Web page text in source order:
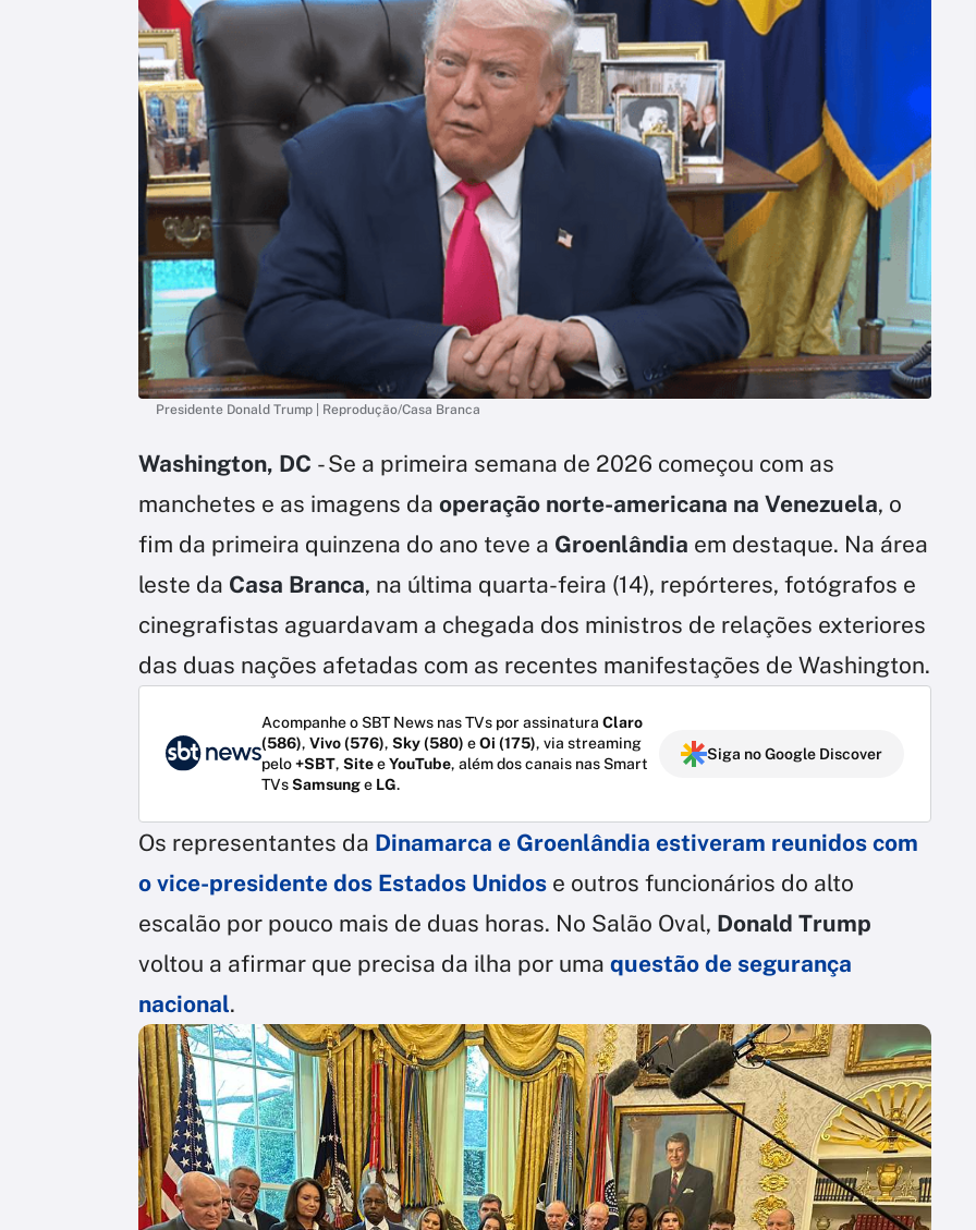
Presidente Donald Trump | Reprodução/Casa Branca
Washington, DC - Se a primeira semana de 2026 começou com as
manchetes e as imagens da operação norte-americana na Venezuela, o
fim da primeira quinzena do ano teve a Groenlândia em destaque. Na área
leste da Casa Branca, na última quarta-feira (14), repórteres, fotógrafos e
cinegrafistas aguardavam a chegada dos ministros de relações exteriores
das duas nações afetadas com as recentes manifestações de Washington.
Acompanhe o SBT News nas TVs por assinatura Claro
(586), Vivo (576), Sky (580) eOi (175), via streaming
pelo+SBT, SiteeYouTube, além dos canais nas Smart
TVsSamsunge LG.
Siga no Google Discover
Os representantes da Dinamarca e Groenlândia estiveram reunidos com
o vice-presidente dos Estados Unidos e outros funcionários do alto
escalão por pouco mais de duas horas. No Salão Oval, Donald Trump
voltou a afirmar que precisa da ilha por uma questão de segurança
nacional.